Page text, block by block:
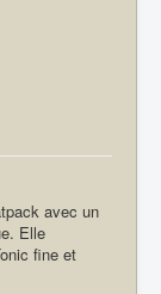
avec un
Elle
fine et